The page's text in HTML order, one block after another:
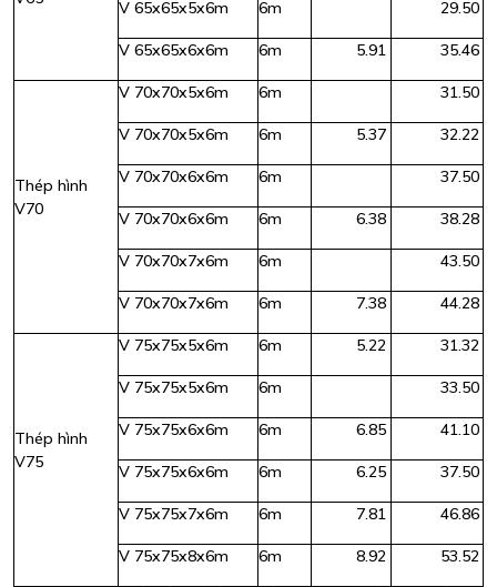
V 65x65x5x6m 6m 29.50
V 65x65x6x6m 6m 5.91 35.46
Thép hình
V70
V 70x70x5x6m 6m 31.50
V 70x70x5x6m 6m 5.37 32.22
V 70x70x6x6m 6m 37.50
V 70x70x6x6m 6m 6.38 38.28
V 70x70x7x6m 6m 43.50
V 70x70x7x6m 6m 7.38 44.28
Thép hình
V75
V 75x75x5x6m 6m 5.22 31.32
V 75x75x5x6m 6m 33.50
V 75x75x6x6m 6m 6.85 41.10
V 75x75x6x6m 6m 6.25 37.50
V 75x75x7x6m 6m 7.81 46.86
V 75x75x8x6m 6m 8.92 53.52